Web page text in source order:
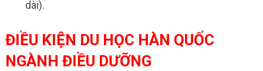
dài).
ĐIỀU KIỆN DU HỌC HÀN QUỐC
NGÀNH ĐIỀU DƯỠNG